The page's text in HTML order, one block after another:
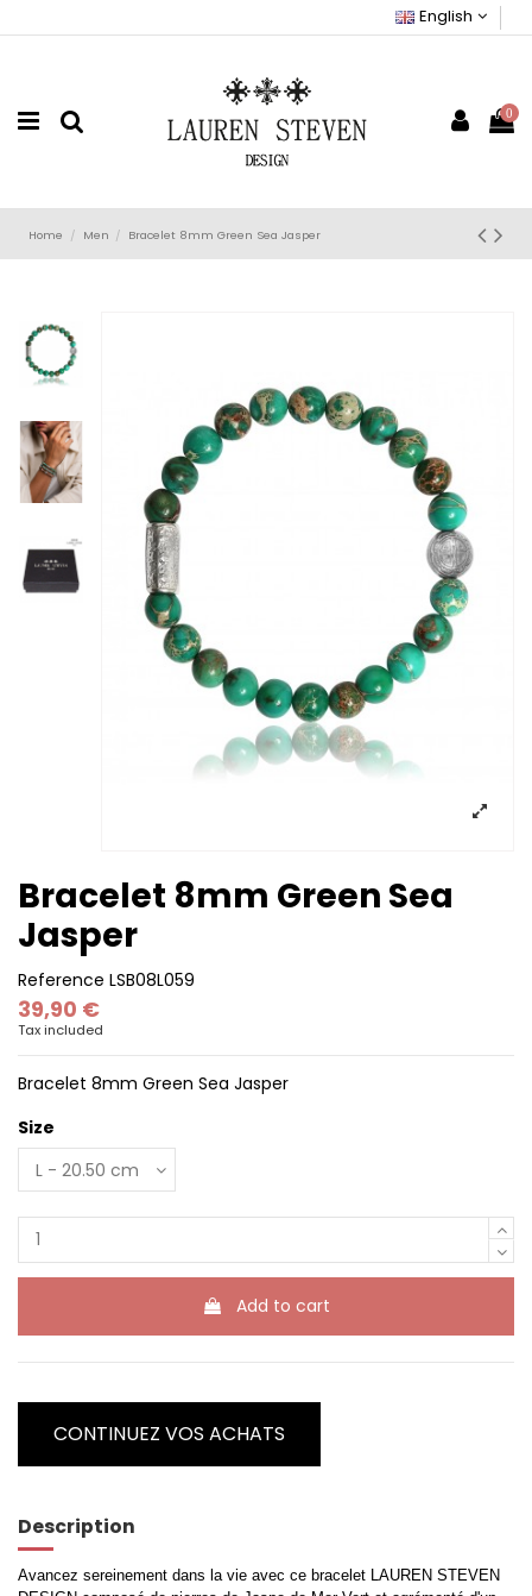
English
0
Home Men Bracelet 8mm Green Sea Jasper
Bracelet 8mm Green Sea
Jasper
Reference LSB08L059
39,90 €
Tax included
Bracelet 8mm Green Sea Jasper
Size
Add to cart
CONTINUEZ VOS ACHATS
Description
Avancez sereinement dans la vie avec ce bracelet LAUREN STEVEN